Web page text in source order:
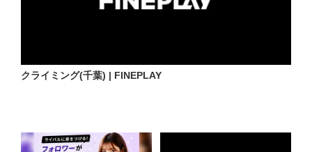
クライミング(千葉) | FINEPLAY